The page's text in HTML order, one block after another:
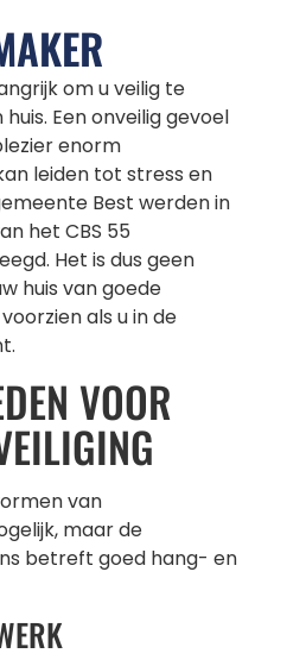
om u veilig te
Een onveilig gevoel
enorm
leiden tot stress en
Best werden in
het CBS 55
Het is dus geen
huis van goede
als u in de
VOOR
van
maar de
betreft goed hang- en